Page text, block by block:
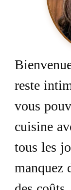
reste
vous
cuisine
tous les
manquez